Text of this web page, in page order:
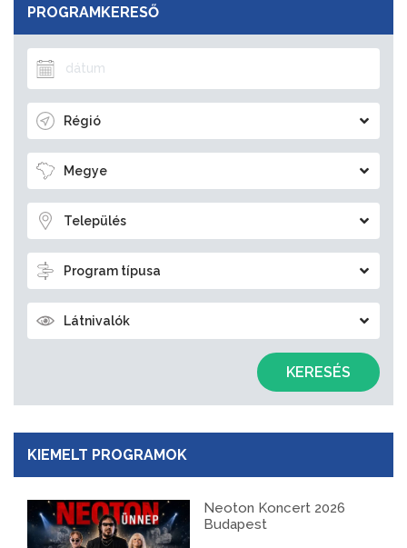
PROGRAMKERESŐ
Régió
Megye
Település
Program típusa
Látnivalók
KERESÉS
KIEMELT PROGRAMOK
Neoton Koncert 2026
Budapest